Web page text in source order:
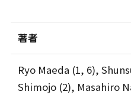
著者
Ryo Maeda (1, 6),
Shimojo (2), Masahiro